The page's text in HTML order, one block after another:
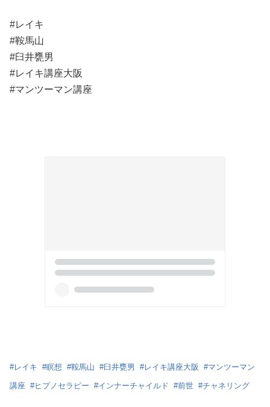
#レイキ
#鞍馬山
#臼井甕男
#レイキ講座大阪
#マンツーマン講座
#レイキ #瞑想 #鞍馬山 #臼井甕男 #レイキ講座大阪 #マンツーマン
講座 #ヒプノセラピー #インナーチャイルド #前世 #チャネリング